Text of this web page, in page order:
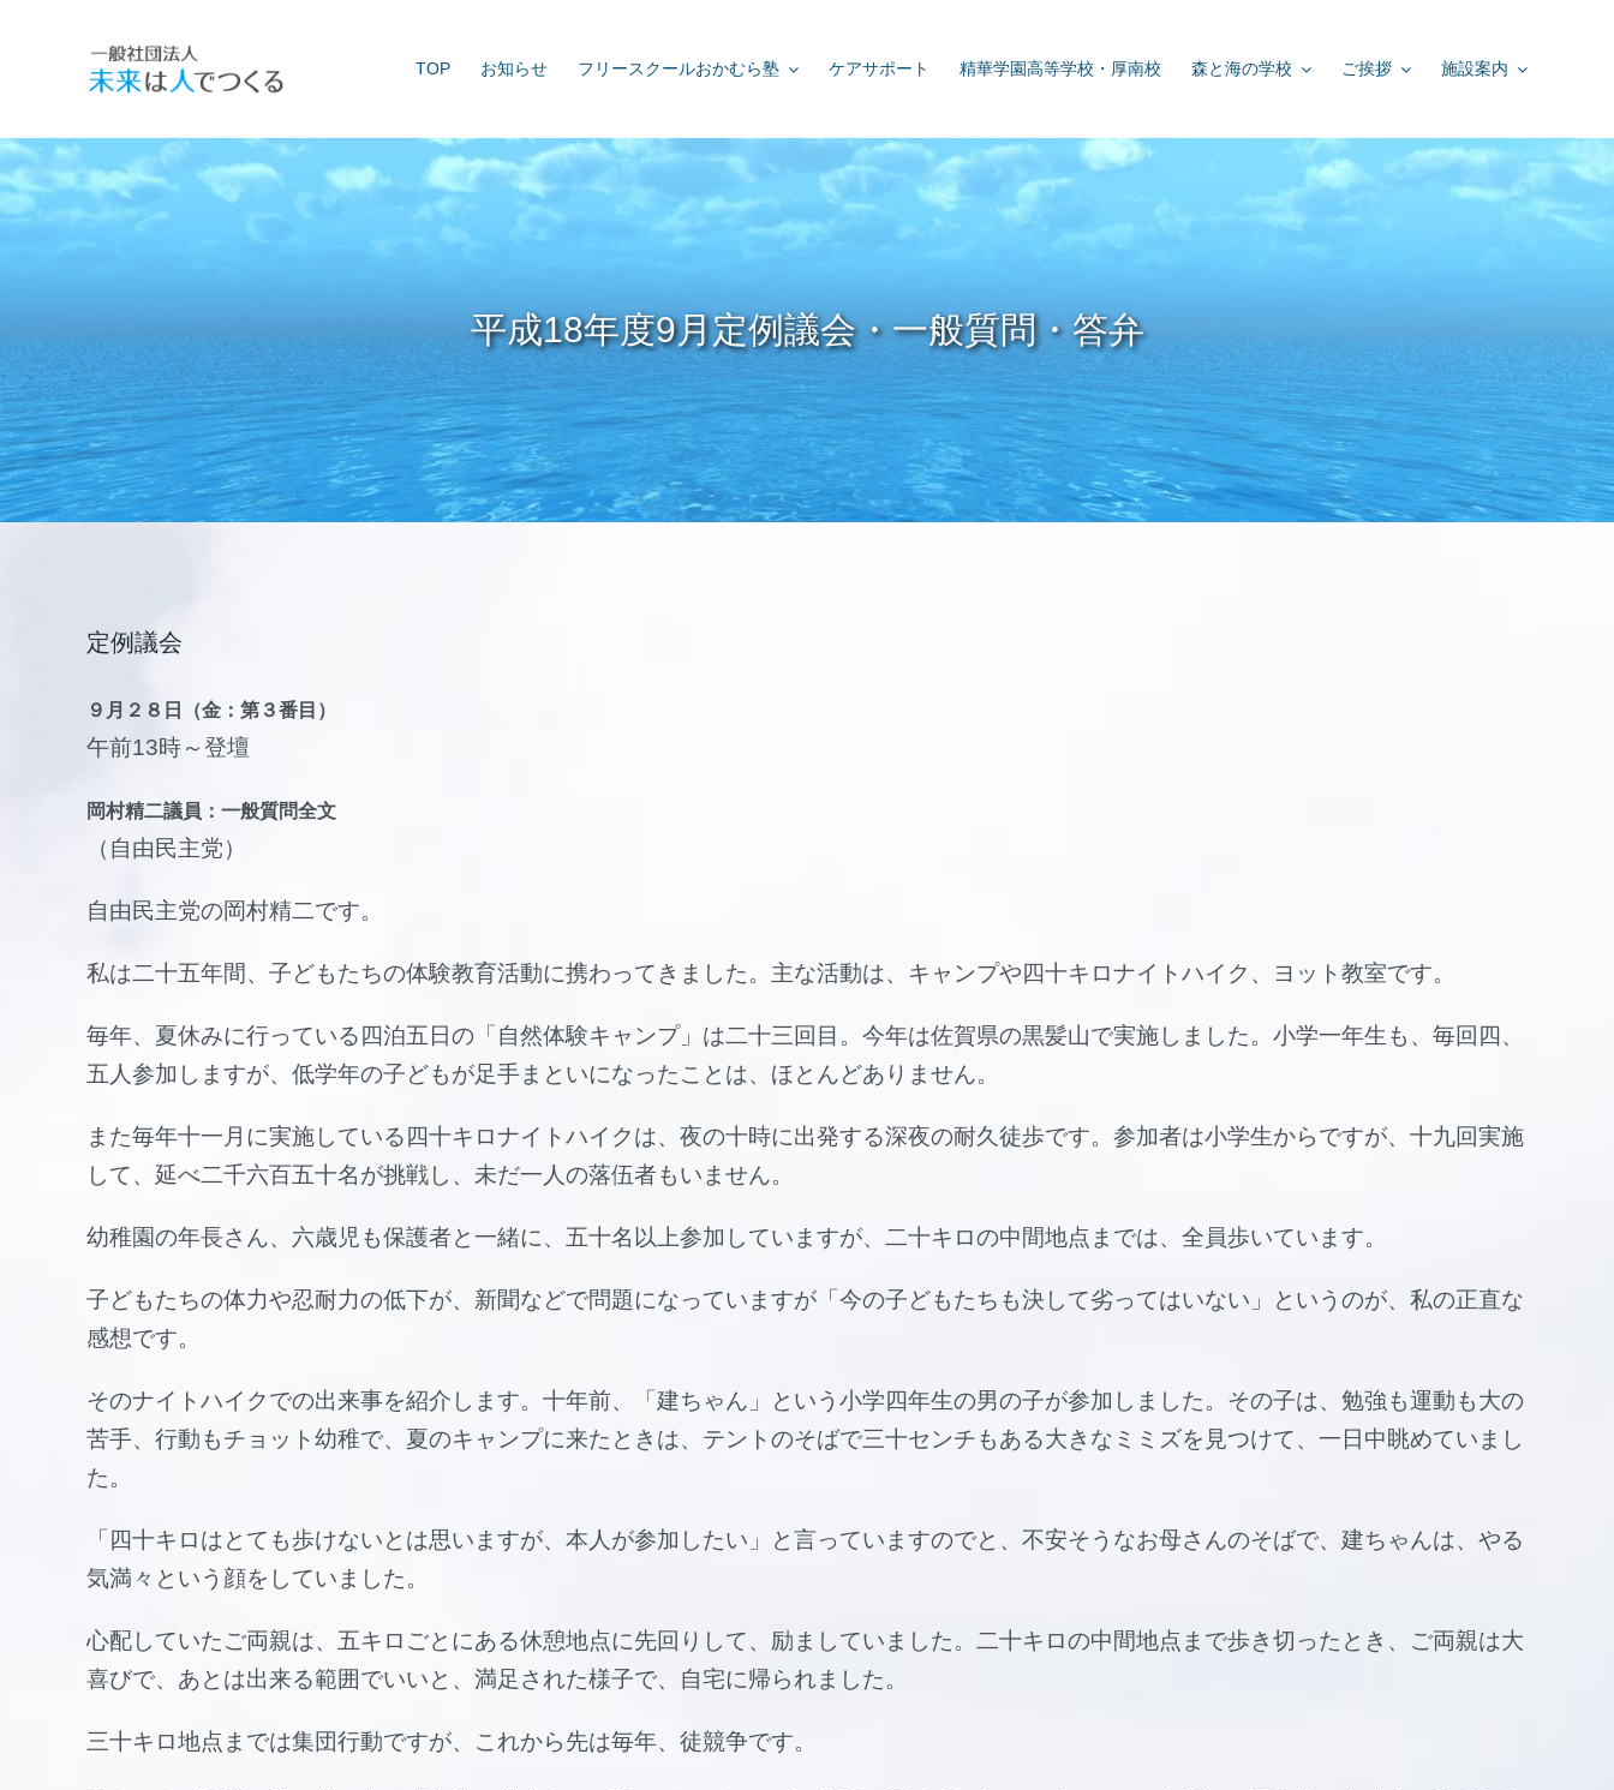
TOP お知らせ フリースクールおかむら塾 ケアサポート 精華学園高等学校・厚南校 森と海の学校 ご挨拶 施設案内
平成18年度9月定例議会・一般質問・答弁
定例議会
９月２８日（金：第３番目）
午前13時～登壇
岡村精二議員：一般質問全文
（自由民主党）
自由民主党の岡村精二です。
私は二十五年間、子どもたちの体験教育活動に携わってきました。主な活動は、キャンプや四十キロナイトハイク、ヨット教室です。
毎年、夏休みに行っている四泊五日の「自然体験キャンプ」は二十三回目。今年は佐賀県の黒髪山で実施しました。小学一年生も、毎回四、
五人参加しますが、低学年の子どもが足手まといになったことは、ほとんどありません。
また毎年十一月に実施している四十キロナイトハイクは、夜の十時に出発する深夜の耐久徒歩です。参加者は小学生からですが、十九回実施
して、延べ二千六百五十名が挑戦し、未だ一人の落伍者もいません。
幼稚園の年長さん、六歳児も保護者と一緒に、五十名以上参加していますが、二十キロの中間地点までは、全員歩いています。
子どもたちの体力や忍耐力の低下が、新聞などで問題になっていますが「今の子どもたちも決して劣ってはいない」というのが、私の正直な
感想です。
そのナイトハイクでの出来事を紹介します。十年前、「建ちゃん」という小学四年生の男の子が参加しました。その子は、勉強も運動も大の
苦手、行動もチョット幼稚で、夏のキャンプに来たときは、テントのそばで三十センチもある大きなミミズを見つけて、一日中眺めていまし
た。
「四十キロはとても歩けないとは思いますが、本人が参加したい」と言っていますのでと、不安そうなお母さんのそばで、建ちゃんは、やる
気満々という顔をしていました。
心配していたご両親は、五キロごとにある休憩地点に先回りして、励ましていました。二十キロの中間地点まで歩き切ったとき、ご両親は大
喜びで、あとは出来る範囲でいいと、満足された様子で、自宅に帰られました。
三十キロ地点までは集団行動ですが、これから先は毎年、徒競争です。